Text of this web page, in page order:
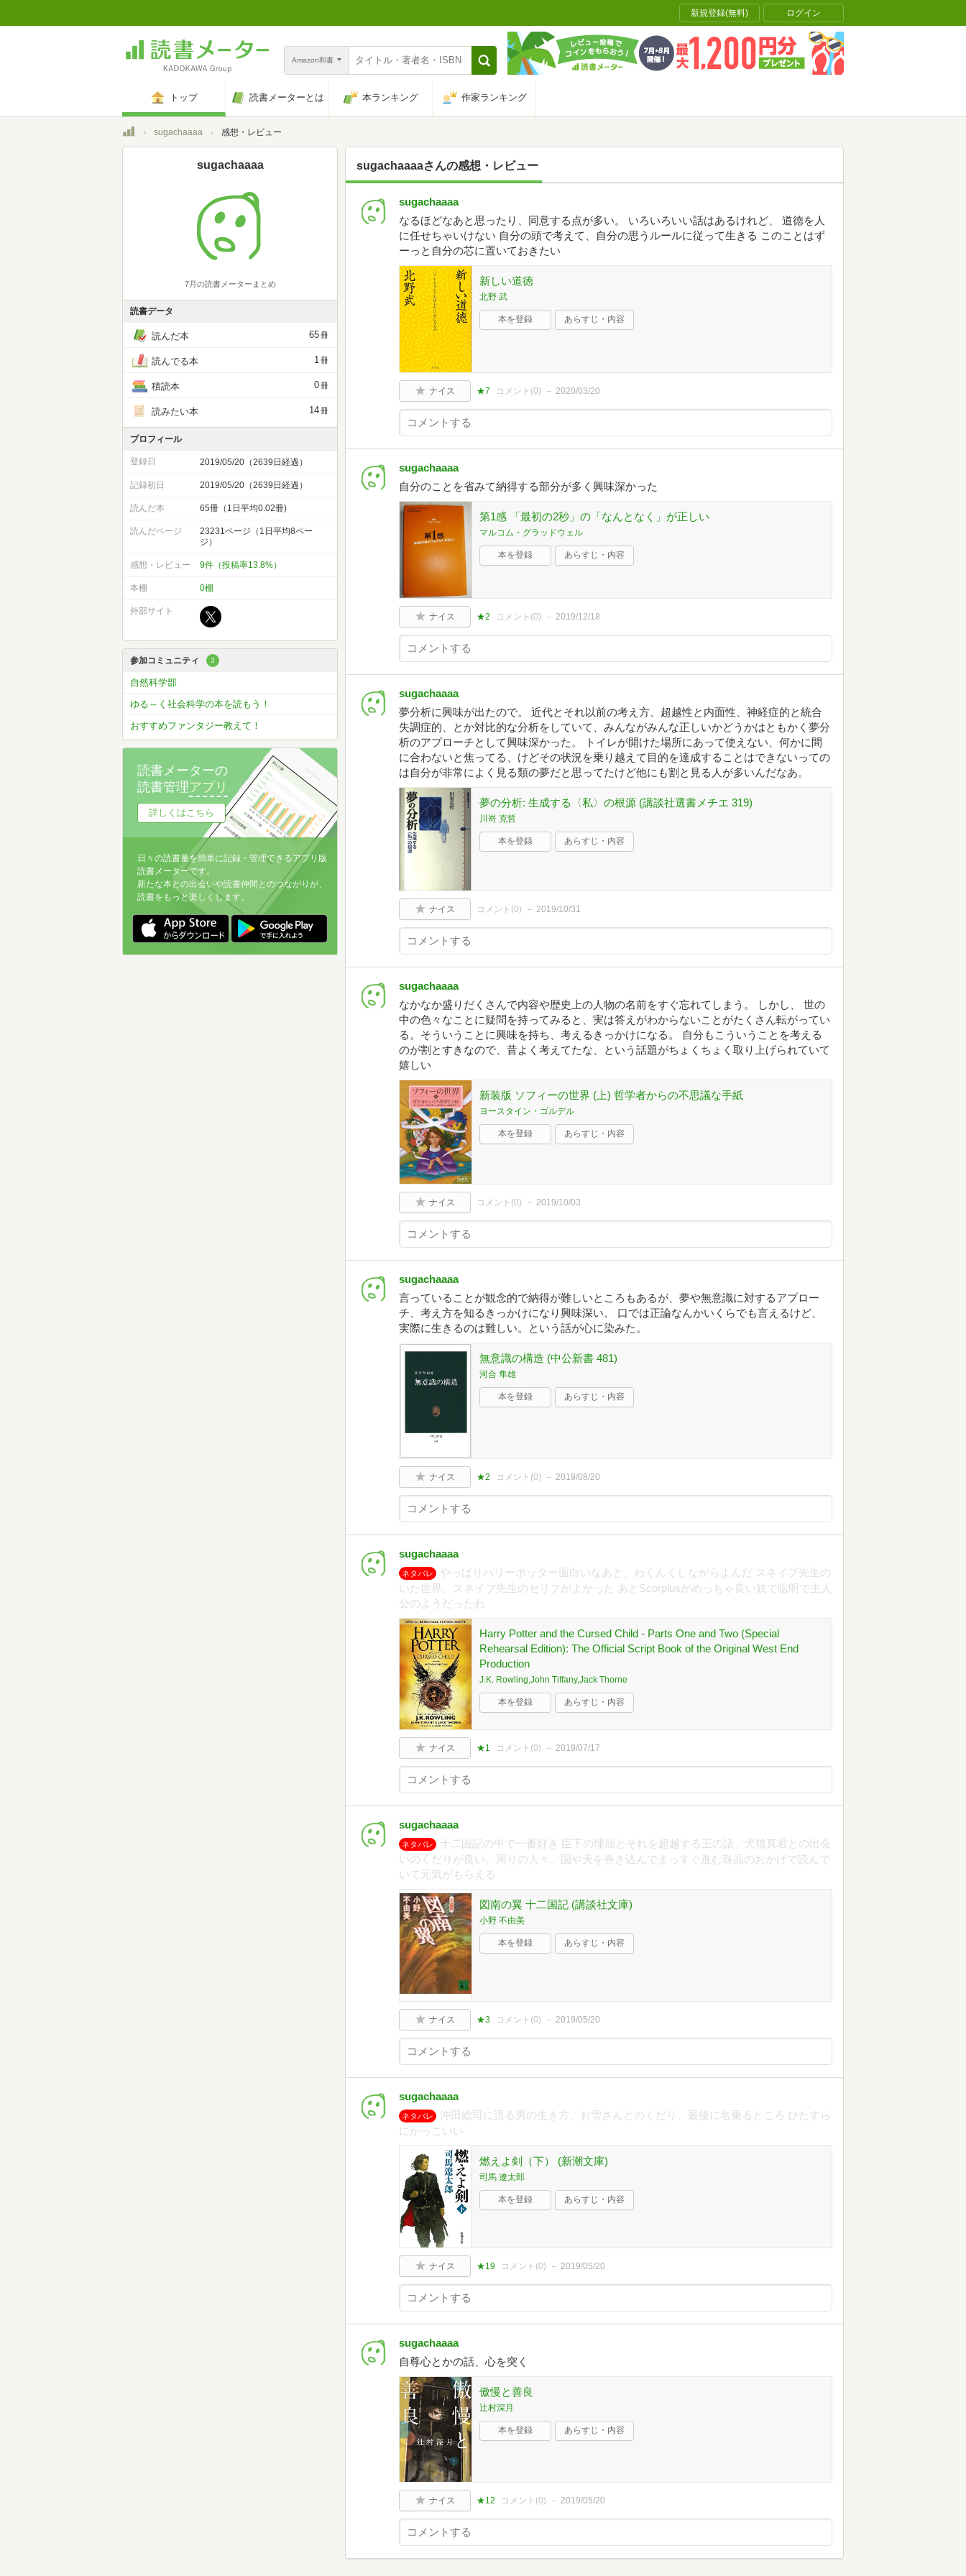
新規登録(無料) ログイン
Amazon和書
トップ 読書メーターとは 本ランキング 作家ランキング
トップsugachaaaa 感想・レビュー
sugachaaaaさんの感想・レビュー
sugachaaaa
なるほどなあと思ったり、同意する点が多い。 いろいろいい話はあるけれど、 道徳を人
に任せちゃいけない 自分の頭で考えて、自分の思うルールに従って生きる このことはず
ーっと自分の芯に置いておきたい
新しい道徳
北野 武
本を登録 あらすじ・内容
ナイス ★7 コメント(0) 2020/03/20
sugachaaaa
自分のことを省みて納得する部分が多く興味深かった
第1感 「最初の2秒」の「なんとなく」が正しい
マルコム・グラッドウェル
本を登録 あらすじ・内容
ナイス ★2 コメント(0) 2019/12/18
sugachaaaa
夢分析に興味が出たので。 近代とそれ以前の考え方、超越性と内面性、神経症的と統合
失調症的、とか対比的な分析をしていて、みんながみんな正しいかどうかはともかく夢分
析のアプローチとして興味深かった。 トイレが開けた場所にあって使えない、何かに間
に合わないと焦ってる、けどその状況を乗り越えて目的を達成することはできないっての
は自分が非常によく見る類の夢だと思ってたけど他にも割と見る人が多いんだなあ。
夢の分析: 生成する〈私〉の根源 (講談社選書メチエ 319)
川嵜 克哲
本を登録 あらすじ・内容
ナイス コメント(0) 2019/10/31
sugachaaaa
なかなか盛りだくさんで内容や歴史上の人物の名前をすぐ忘れてしまう。 しかし、 世の
中の色々なことに疑問を持ってみると、実は答えがわからないことがたくさん転がってい
る。そういうことに興味を持ち、考えるきっかけになる。 自分もこういうことを考える
のが割とすきなので、昔よく考えてたな、という話題がちょくちょく取り上げられていて
嬉しい
新装版 ソフィーの世界 (上) 哲学者からの不思議な手紙
ヨースタイン・ゴルデル
本を登録 あらすじ・内容
ナイス コメント(0) 2019/10/03
sugachaaaa
言っていることが観念的で納得が難しいところもあるが、夢や無意識に対するアプロー
チ、考え方を知るきっかけになり興味深い。 口では正論なんかいくらでも言えるけど、
実際に生きるのは難しい。という話が心に染みた。
無意識の構造 (中公新書 481)
河合 隼雄
本を登録 あらすじ・内容
ナイス ★2 コメント(0) 2019/08/20
sugachaaaa
ネタバレ
やっぱりハリーポッター面白いなあと、わくんくしながらよんだ スネイプ先生の
いた世界、スネイプ先生のセリフがよかった あとScorpiusがめっちゃ良い奴で聡明で主人
公のようだったわ
Harry Potter and the Cursed Child - Parts One and Two (Special
Rehearsal Edition): The Official Script Book of the Original West End
Production
J.K. Rowling,John Tiffany,Jack Thorne
本を登録 あらすじ・内容
ナイス ★1 コメント(0) 2019/07/17
sugachaaaa
ネタバレ
十二国記の中で一番好き 臣下の理屈とそれを超越する王の話、犬狼真君との出会
いのくだりが良い。周りの人々、国や天を巻き込んでまっすぐ進む珠晶のおかげで読んで
いて元気がもらえる
図南の翼 十二国記 (講談社文庫)
小野 不由美
本を登録 あらすじ・内容
ナイス ★3 コメント(0) 2019/05/20
sugachaaaa
ネタバレ
沖田総司に語る男の生き方、お雪さんとのくだり、最後に名乗るところ ひたすら
にかっこいい
燃えよ剣（下） (新潮文庫)
司馬 遼太郎
本を登録 あらすじ・内容
ナイス ★19 コメント(0) 2019/05/20
sugachaaaa
自尊心とかの話、心を突く
傲慢と善良
辻村深月
本を登録 あらすじ・内容
ナイス ★12 コメント(0) 2019/05/20
sugachaaaa
7月の読書メーターまとめ
読書データ
読んだ本 65冊
読んでる本 1冊
積読本 0冊
読みたい本 14冊
プロフィール
登録日 2019/05/20（2639日経過）
記録初日 2019/05/20（2639日経過）
読んだ本 65冊（1日平均0.02冊)
読んだページ
23231ページ（1日平均8ペー
ジ）
感想・レビュー 9件（投稿率13.8%）
本棚 0棚
外部サイト
参加コミュニティ 3
自然科学部
ゆる～く社会科学の本を読もう！
おすすめファンタジー教えて！
読書メーターの
読書管理アプリ
詳しくはこちら
日々の読書量を簡単に記録・管理できるアプリ版
読書メーターです。
新たな本との出会いや読書仲間とのつながりが、
読書をもっと楽しくします。